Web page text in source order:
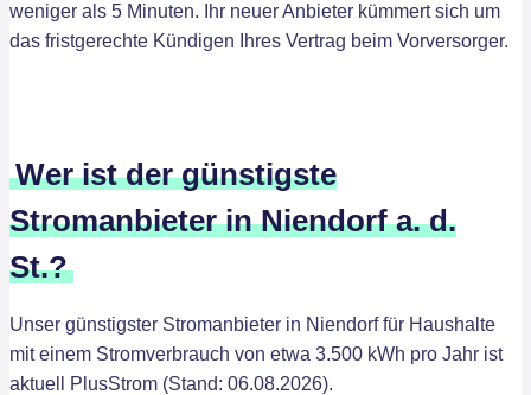
weniger als 5 Minuten. Ihr neuer Anbieter kümmert sich um
das fristgerechte Kündigen Ihres Vertrag beim Vorversorger.
Wer ist der günstigste
Stromanbieter in Niendorf a. d.
St.?
Unser günstigster Stromanbieter in Niendorf für Haushalte
mit einem Stromverbrauch von etwa 3.500 kWh pro Jahr ist
aktuell PlusStrom (Stand: 06.08.2026).